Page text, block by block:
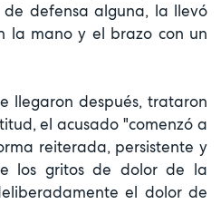
defensa alguna, la llevó
la mano y el brazo con un
llegaron después, trataron
el acusado "comenzó a
reiterada, persistente y
los gritos de dolor de la
el dolor de